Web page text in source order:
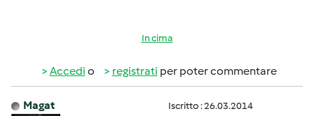
In cima
Accedi o registrati per poter commentare
Magat Iscritto : 26.03.2014